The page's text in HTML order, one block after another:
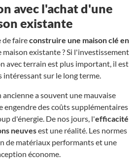
avec l'achat d'une
existante
de faireconstruire une maison clé en
existante ? Si l'investissement
avec terrain est plus important, il est
intéressant sur le long terme.
ancienne a souvent une mauvaise
engendre des coûts supplémentaires
d'énergie. De nos jours, l'efficacité
neuvesest une réalité. Les normes
de matériaux performants et une
économe.